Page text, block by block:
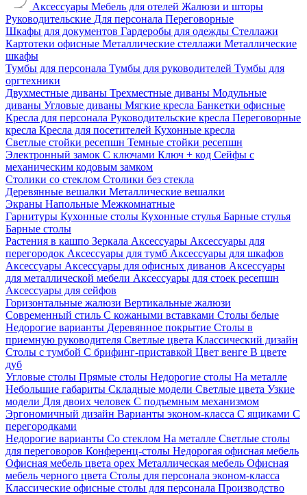
Аксессуары Мебель для отелей Жалюзи и шторы
Руководительские Для персонала Переговорные
Шкафы для документов Гардеробы для одежды Стеллажи
Картотеки офисные Металлические стеллажи Металлические
шкафы
Тумбы для персонала Тумбы для руководителей Тумбы для
оргтехники
Двухместные диваны Трехместные диваны Модульные
диваны Угловые диваны Мягкие кресла Банкетки офисные
Кресла для персонала Руководительские кресла Переговорные
кресла Кресла для посетителей Кухонные кресла
Светлые стойки ресепшн Темные стойки ресепшн
Электронный замок С ключами Ключ + код Сейфы с
механическим кодовым замком
Столики со стеклом Столики без стекла
Деревянные вешалки Металлические вешалки
Экраны Напольные Межкомнатные
Гарнитуры Кухонные столы Кухонные стулья Барные стулья
Барные столы
Растения в кашпо Зеркала Аксессуары Аксессуары для
перегородок Аксессуары для тумб Аксессуары для шкафов
Аксессуары Аксессуары для офисных диванов Аксессуары
для металлической мебели Аксессуары для стоек ресепшн
Аксессуары для сейфов
Горизонтальные жалюзи Вертикальные жалюзи
Современный стиль С кожаными вставками Столы белые
Недорогие варианты Деревянное покрытие Столы в
приемную руководителя Светлые цвета Классический дизайн
Столы с тумбой С брифинг-приставкой Цвет венге В цвете
дуб
Угловые столы Прямые столы Недорогие столы На металле
Небольшие габариты Складные модели Светлые цвета Узкие
модели Для двоих человек С подъемным механизмом
Эргономичный дизайн Варианты эконом-класса С ящиками С
перегородками
Недорогие варианты Со стеклом На металле Светлые столы
для переговоров Конференц-столы Недорогая офисная мебель
Офисная мебель цвета орех Металлическая мебель Офисная
мебель черного цвета Столы для персонала эконом-класса
Классические офисные столы для персонала Производство